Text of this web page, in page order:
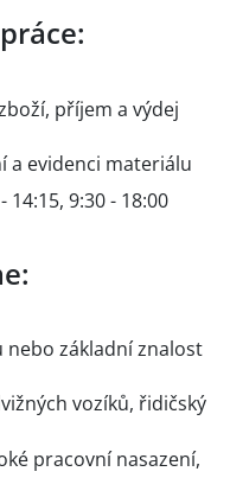
příjem a výdej
a evidenci materiálu
9:30 - 18:00
nebo základní znalost
vozíků, řidičský
pracovní nasazení,